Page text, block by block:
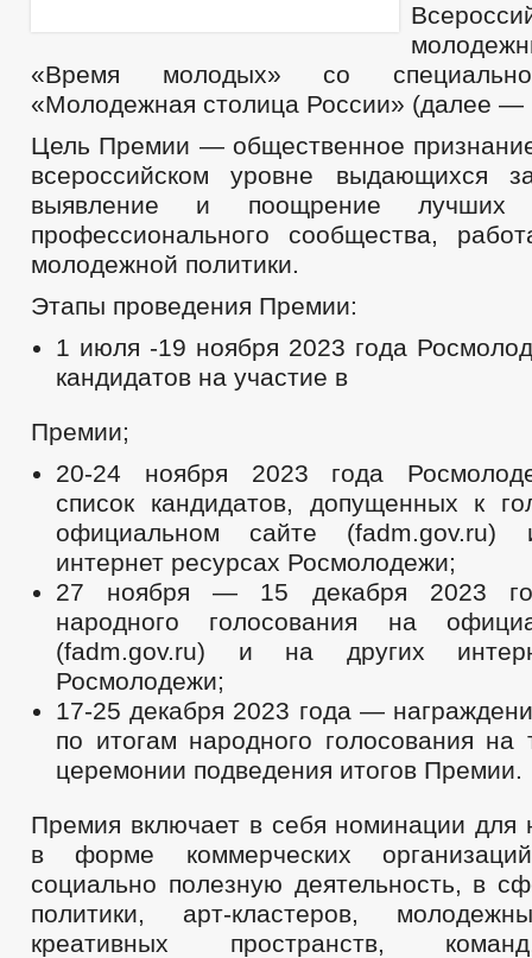
«Время молодых» со
«Молодежная столица России» (далее —
Цель Премии — общественное
всероссийском уровне выдающихся
выявление и поощрение лучших
профессионального сообщества,
молодежной политики.
Этапы проведения Премии:
1 июля -19 ноября 2023 года
кандидатов на участие в
Премии;
20-24 ноября 2023 года
список кандидатов, допущенных к
официальном сайте
интернет ресурсах Росмолодежи;
27 ноября — 15 декабря 2023
народного голосования на
(fadm.gov.ru) и на других
Росмолодежи;
17-25 декабря 2023 года —
по итогам народного голосования на
церемонии подведения итогов Премии.
Премия включает в себя номинации для
в форме коммерческих
социально полезную деятельность, в
политики, арт-кластеров,
креативных пространств,